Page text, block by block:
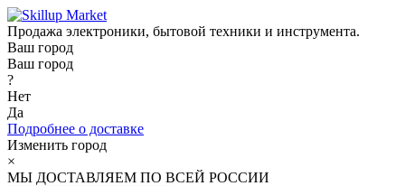
Продажа электроники, бытовой техники и инструмента.
Ваш город
Ваш город
?
Нет
Да
Подробнее о доставке
Изменить город
×
МЫ ДОСТАВЛЯЕМ ПО ВСЕЙ РОССИИ